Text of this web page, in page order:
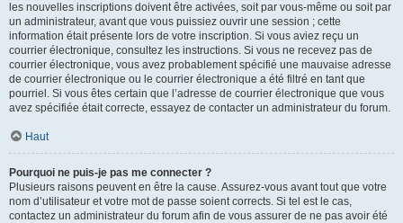
les nouvelles inscriptions doivent être activées, soit par vous-même ou soit par
un administrateur, avant que vous puissiez ouvrir une session ; cette
information était présente lors de votre inscription. Si vous aviez reçu un
courrier électronique, consultez les instructions. Si vous ne recevez pas de
courrier électronique, vous avez probablement spécifié une mauvaise adresse
de courrier électronique ou le courrier électronique a été filtré en tant que
pourriel. Si vous êtes certain que l’adresse de courrier électronique que vous
avez spécifiée était correcte, essayez de contacter un administrateur du forum.
Haut
Pourquoi ne puis-je pas me connecter ?
Plusieurs raisons peuvent en être la cause. Assurez-vous avant tout que votre
nom d’utilisateur et votre mot de passe soient corrects. Si tel est le cas,
contactez un administrateur du forum afin de vous assurer de ne pas avoir été